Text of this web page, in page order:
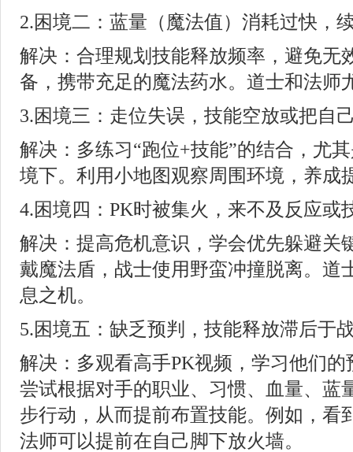
2.困境二：蓝量（魔法值）消耗过快，
解决：合理规划技能释放频率，避免无
备，携带充足的魔法药水。道士和法师
3.困境三：走位失误，技能空放或把自
解决：多练习“跑位+技能”的结合，尤
境下。利用小地图观察周围环境，养成
4.困境四：PK时被集火，来不及反应或
解决：提高危机意识，学会优先躲避关
戴魔法盾，战士使用野蛮冲撞脱离。道
息之机。
5.困境五：缺乏预判，技能释放滞后于
解决：多观看高手PK视频，学习他们
尝试根据对手的职业、习惯、血量、蓝
步行动，从而提前布置技能。例如，看
法师可以提前在自己脚下放火墙。